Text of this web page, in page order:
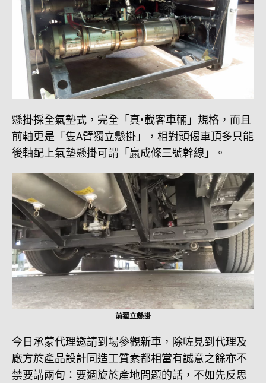
懸掛採全氣墊式，完全「真•載客車輛」規格，而且
前軸更是「隻A臂獨立懸掛」，相對頭偈車頂多只能
後軸配上氣墊懸掛可謂「贏成條三號幹線」。
前獨立懸掛
今日承蒙代理邀請到場參觀新車，除咗見到代理及
廠方於產品設計同造工質素都相當有誠意之餘亦不
禁要講兩句：要週旋於產地問題的話，不如先反思